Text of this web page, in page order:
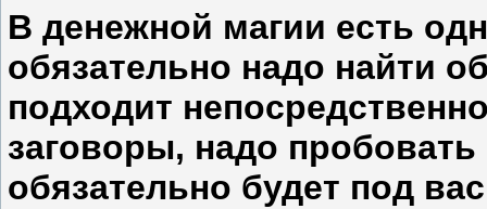
В денежной магии есть
обязательно надо найти
подходит
заговоры, надо
обязательно будет под